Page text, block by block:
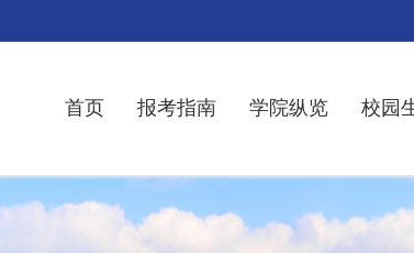
首页 报考指南 学院纵览 校园